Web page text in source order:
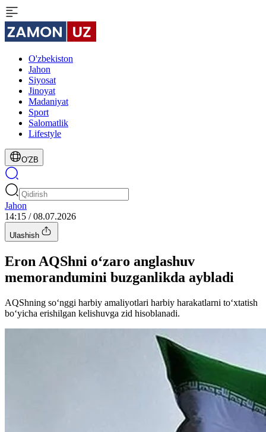
O'zbekiston
Jahon
Siyosat
Jinoyat
Madaniyat
Sport
Salomatlik
Lifestyle
O'ZB
Jahon
14:15 / 08.07.2026
Ulashish
Eron AQShni o‘zaro anglashuv
memorandumini buzganlikda aybladi
AQShning so‘nggi harbiy amaliyotlari harbiy harakatlarni to‘xtatish
bo‘yicha erishilgan kelishuvga zid hisoblanadi.